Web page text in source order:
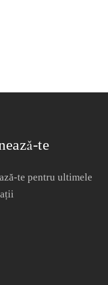
te
te pentru ultimele